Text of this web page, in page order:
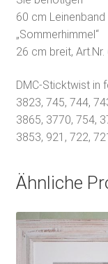
60 cm
„Sommerhimmel“
26 cm breit,
DMC-Sticktwist in
3823, 745, 744,
3865, 3770, 754,
3853, 921, 722,
Ähnliche